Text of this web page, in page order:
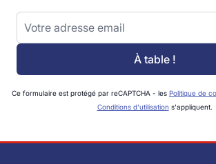
Adresse email
À table !
Ce formulaire est protégé par reCAPTCHA - les Politique de
Conditions d'utilisation s'appliquent.